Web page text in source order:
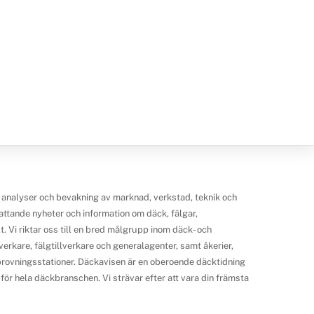
och bevakning av marknad, verkstad, teknik och
nyheter och information om däck, fälgar,
Vi riktar oss till en bred målgrupp inom däck- och
fälgtillverkare och generalagenter, samt åkerier,
Däckavisen är en oberoende däcktidning
hela däckbranschen. Vi strävar efter att vara din främsta